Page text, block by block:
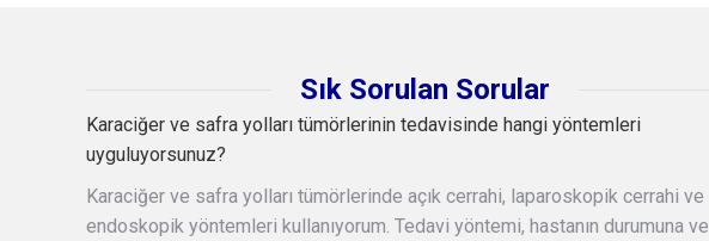
Sık Sorulan Sorular
Karaciğer ve safra yolları tümörlerinin tedavisinde hangi yöntemleri
uyguluyorsunuz?
Karaciğer ve safra yolları tümörlerinde açık cerrahi, laparoskopik cerrahi ve
endoskopik yöntemleri kullanıyorum. Tedavi yöntemi, hastanın durumuna ve